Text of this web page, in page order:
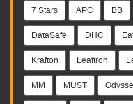
7 Stars APC BB
DataSafe DHC
Krafton Leaftron
MM MUST